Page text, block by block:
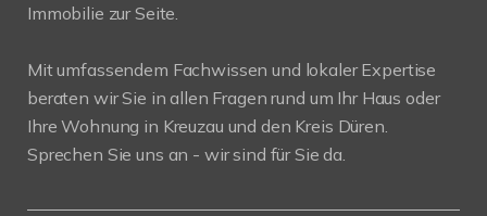
Immobilie zur Seite.
Mit umfassendem Fachwissen und lokaler Expertise
beraten wir Sie in allen Fragen rund um Ihr Haus oder
Ihre Wohnung in Kreuzau und den Kreis Düren.
Sprechen Sie uns an - wir sind für Sie da.